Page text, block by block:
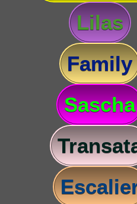
Lilas
Family
Sascha